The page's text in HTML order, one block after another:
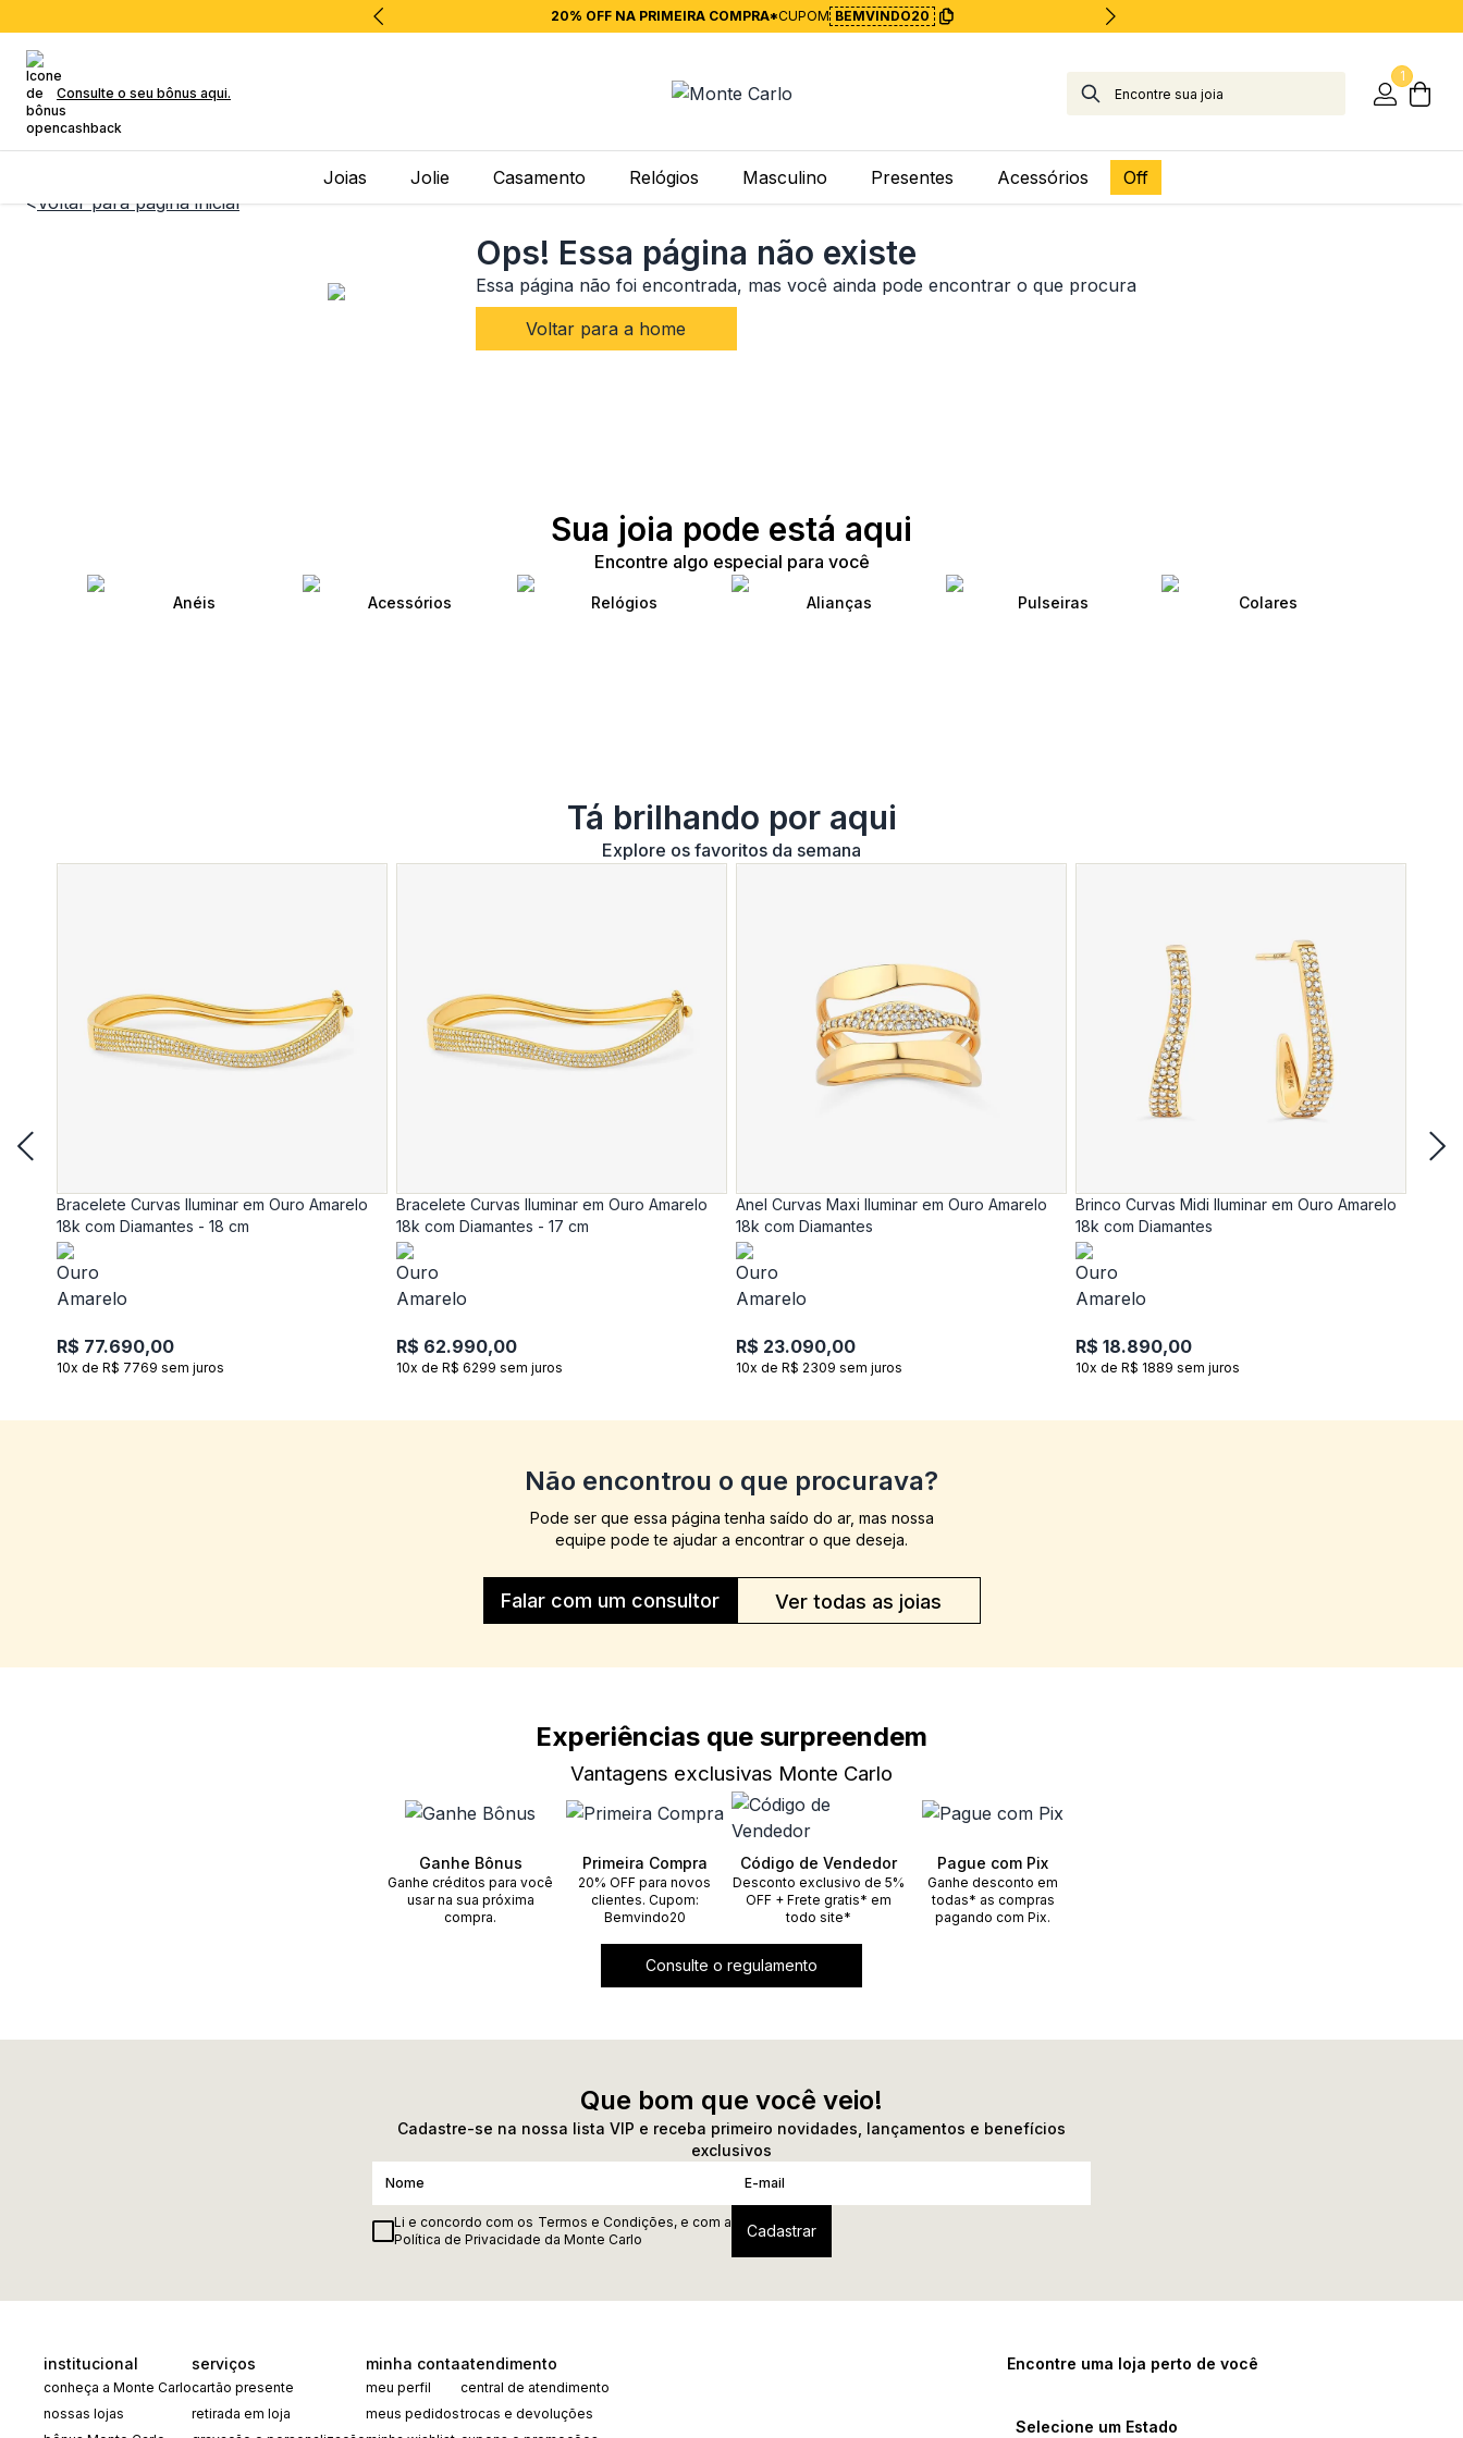
20% OFF NA PRIMEIRA COMPRA*CUPOM BEMVINDO20
Consulte o seu bônus aqui.
1
Joias Jolie Casamento Relógios Masculino Presentes Acessórios
Off
<Voltar para página inicial
Ops! Essa página não existe
Essa página não foi encontrada, mas você ainda pode encontrar o que procura
Voltar para a home
Sua joia pode está aqui
Encontre algo especial para você
Anéis Acessórios Relógios Alianças Pulseiras Colares
Tá brilhando por aqui
Explore os favoritos da semana
Bracelete Curvas Iluminar em Ouro Amarelo
18k com Diamantes - 18 cm
R$ 77.690,00
10x de R$ 7769 sem juros
Bracelete Curvas Iluminar em Ouro Amarelo
18k com Diamantes - 17 cm
R$ 62.990,00
10x de R$ 6299 sem juros
Anel Curvas Maxi Iluminar em Ouro Amarelo
18k com Diamantes
R$ 23.090,00
10x de R$ 2309 sem juros
Brinco Curvas Midi Iluminar em Ouro Amarelo
18k com Diamantes
R$ 18.890,00
10x de R$ 1889 sem juros
Não encontrou o que procurava?
Pode ser que essa página tenha saído do ar, mas nossa
equipe pode te ajudar a encontrar o que deseja.
Falar com um consultor Ver todas as joias
Experiências que surpreendem
Vantagens exclusivas Monte Carlo
Ganhe Bônus
Ganhe créditos para você
usar na sua próxima
compra.
Primeira Compra
20% OFF para novos
clientes. Cupom:
Bemvindo20
Código de Vendedor
Desconto exclusivo de 5%
OFF + Frete gratis* em
todo site*
Pague com Pix
Ganhe desconto em
todas* as compras
pagando com Pix.
Consulte o regulamento
Que bom que você veio!
Cadastre-se na nossa lista VIP e receba primeiro novidades, lançamentos e benefícios
exclusivos
Li e concordo com os Termos e Condições, e com a
Política de Privacidade da Monte Carlo
institucional
conheça a Monte Carlo
nossas lojas
serviços
cartão presente
retirada em loja
minha conta
meu perfil
meus pedidos
atendimento
central de atendimento
trocas e devoluções
Encontre uma loja perto de você